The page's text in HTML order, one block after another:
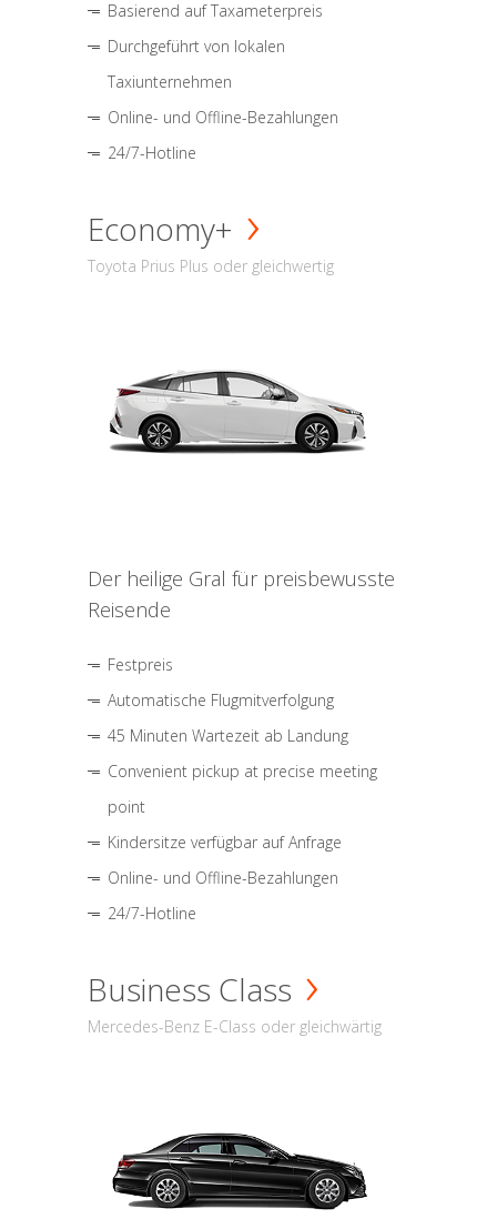
Basierend auf Taxameterpreis
Durchgeführt von lokalen
Taxiunternehmen
Online- und Offline-Bezahlungen
24/7-Hotline
Economy+
Toyota Prius Plus oder gleichwertig
Der heilige Gral für preisbewusste
Reisende
Festpreis
Automatische Flugmitverfolgung
45 Minuten Wartezeit ab Landung
Convenient pickup at precise meeting
point
Kindersitze verfügbar auf Anfrage
Online- und Offline-Bezahlungen
24/7-Hotline
Business Class
Mercedes-Benz E-Class oder gleichwärtig